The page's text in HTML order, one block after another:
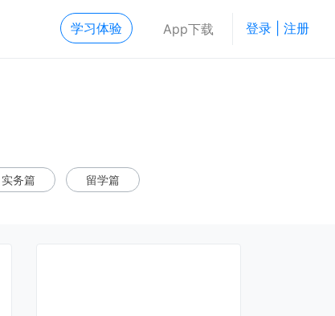
学习体验 App下载 登录 | 注册
实务篇 留学篇